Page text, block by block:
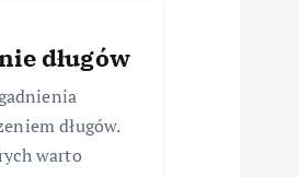
długów
długów.
warto